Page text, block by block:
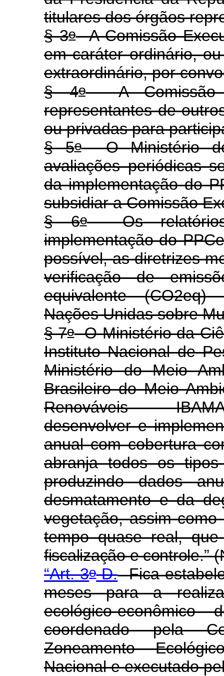
titulares dos órgãos
§ 3oA Comissão
em caráter ordinário,
extraordinário, por
§ 4oA Comissão
representantes de
ou privadas para
§ 5oO Ministério do
avaliações periódicas
da implementação do
subsidiar a Comissão
§ 6oOs relatórios
implementação do
possível, as diretrizes
verificação de
equivalente (CO2eq)
Nações Unidas sobre
§ 7oO Ministério da
Instituto Nacional de
Ministério do Meio
Brasileiro do Meio
Renováveis -
desenvolver e
anual com cobertura
abranja todos os
produzindo dados
desmatamento e da
vegetação, assim
tempo quase real,
fiscalização e controle.”
“Art. 3o-D.
Fica
meses para a
ecológico-
coordenado pela
Zoneamento
Nacional e executado